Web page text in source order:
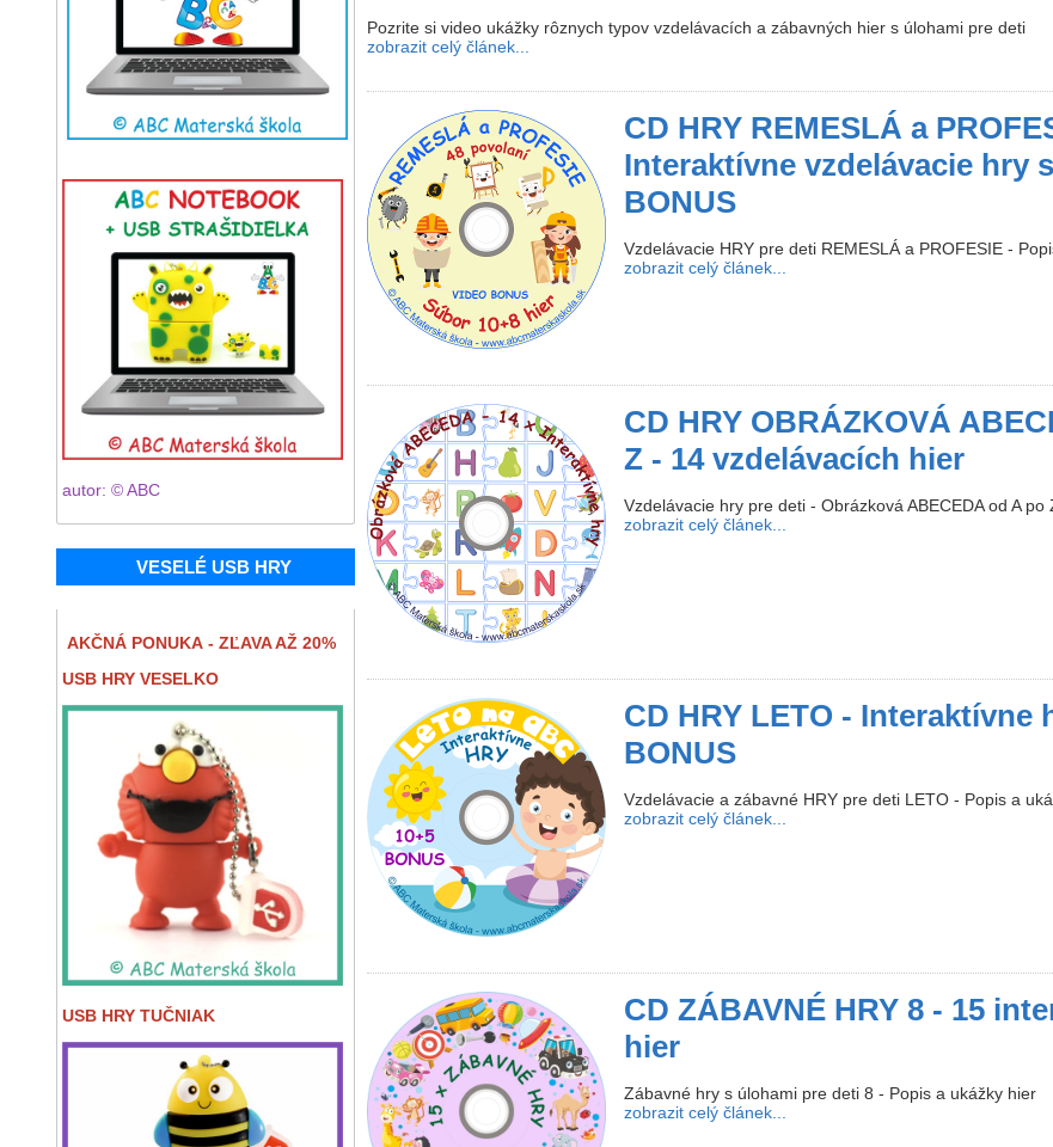
autor: © ABC
VESELÉ USB HRY
AKČNÁ PONUKA - ZĽAVA AŽ 20%
USB HRY VESELKO
USB HRY TUČNIAK
Pozrite si video ukážky rôznych typov vzdelávacích a zábavných hier s úlohami pre deti
zobrazit celý článek...
CD HRY REMESLÁ a
Interaktívne vzdelávacie hry
BONUS
Vzdelávacie HRY pre deti REMESLÁ a PROFESIE -
zobrazit celý článek...
CD HRY OBRÁZKOVÁ
Z - 14 vzdelávacích hier
Vzdelávacie hry pre deti - Obrázková ABECEDA od A
zobrazit celý článek...
CD HRY LETO - Interaktívne
BONUS
Vzdelávacie a zábavné HRY pre deti LETO - Popis a
zobrazit celý článek...
CD ZÁBAVNÉ HRY 8 - 15
hier
Zábavné hry s úlohami pre deti 8 - Popis a ukážky hier
zobrazit celý článek...